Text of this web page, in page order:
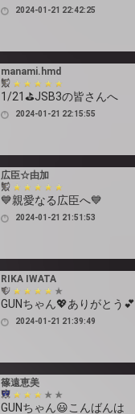
2024-01-21 22:42:25
manami.hmd
1/21⛳️JSB3の皆さんへ
2024-01-21 22:15:55
広臣☆由加
💙親愛なる広臣へ💙
2024-01-21 21:51:53
RIKA IWATA
GUNちゃん💖ありがとう💕
2024-01-21 21:39:49
篠遠恵美
GUNちゃん😃こんばんは